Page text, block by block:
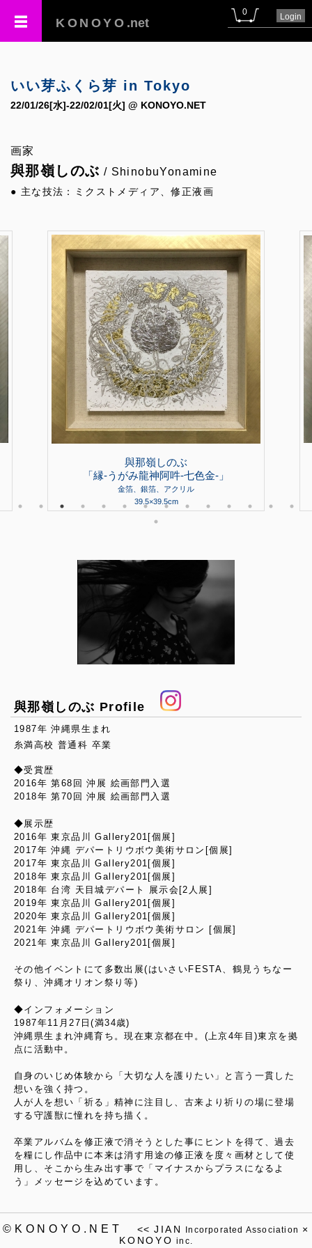
KONOYO .net
0 Login
いい芽ふくら芽 in Tokyo
22/01/26[水]-22/02/01[火] @ KONOYO.NET
画家
與那嶺しのぶ / ShinobuYonamine
● 主な技法：ミクストメディア、修正液画
與那嶺しのぶ
「縁-うがみ龍神阿吽-七色金-」
金箔、銀箔、アクリル
39.5×39.5cm
與那嶺しのぶ Profile
1987年 沖縄県生まれ
糸満高校 普通科 卒業
◆受賞歴
2016年 第68回 沖展 絵画部門入選
2018年 第70回 沖展 絵画部門入選
◆展示歴
2016年 東京品川 Gallery201[個展]
2017年 沖縄 デパートリウボウ美術サロン[個展]
2017年 東京品川 Gallery201[個展]
2018年 東京品川 Gallery201[個展]
2018年 台湾 天目城デパート 展示会[2人展]
2019年 東京品川 Gallery201[個展]
2020年 東京品川 Gallery201[個展]
2021年 沖縄 デパートリウボウ美術サロン [個展]
2021年 東京品川 Gallery201[個展]
その他イベントにて多数出展(はいさいFESTA、鶴見うちなー
祭り、沖縄オリオン祭り等)
◆インフォメーション
1987年11月27日(満34歳)
沖縄県生まれ沖縄育ち。現在東京都在中。(上京4年目)東京を拠
点に活動中。
自身のいじめ体験から「大切な人を護りたい」と言う一貫した
想いを強く持つ。
人が人を想い「祈る」精神に注目し、古来より祈りの場に登場
する守護獣に憧れを持ち描く。
卒業アルバムを修正液で消そうとした事にヒントを得て、過去
を糧にし作品中に本来は消す用途の修正液を度々画材として使
用し、そこから生み出す事で「マイナスからプラスになるよ
う」メッセージを込めています。
©KONOYO.NET << JIAN Incorporated Association ×
KONOYO inc.